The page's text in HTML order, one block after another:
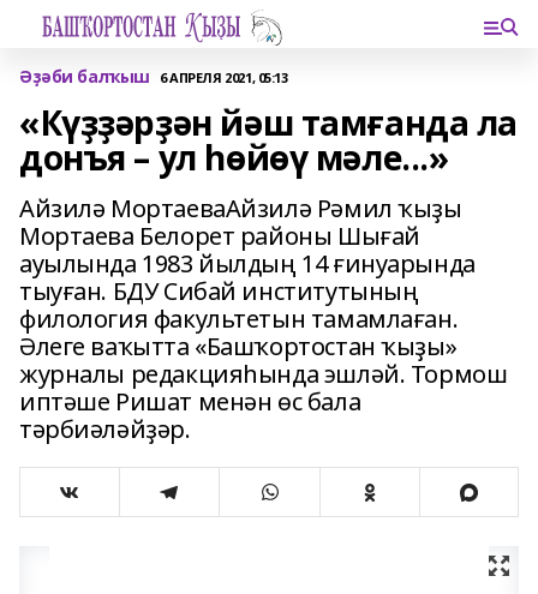
Әҙәби балҡыш 6 АПРЕЛЯ 2021, 05:13
«Күҙҙәрҙән йәш тамғанда ла
донъя – ул һөйөү мәле...»
Айзилә МортаеваАйзилә Рәмил ҡыҙы
Мортаева Белорет районы Шығай
ауылында 1983 йылдың 14 ғинуарында
тыуған. БДУ Сибай институтының
филология факультетын тамамлаған.
Әлеге ваҡытта «Башҡортостан ҡыҙы»
журналы редакцияһында эшләй. Тормош
иптәше Ришат менән өс бала
тәрбиәләйҙәр.